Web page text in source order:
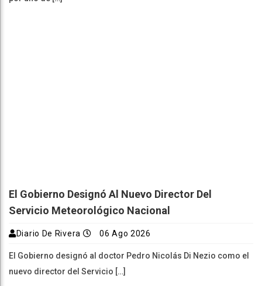
El Gobierno Designó Al Nuevo Director Del
Servicio Meteorológico Nacional
Diario De Rivera 06 Ago 2026
El Gobierno designó al doctor Pedro Nicolás Di Nezio como el
nuevo director del Servicio […]